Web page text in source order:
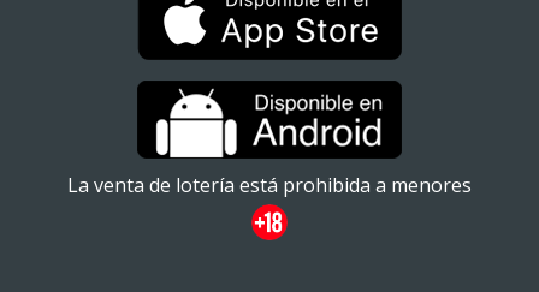
La venta de lotería está prohibida a menores